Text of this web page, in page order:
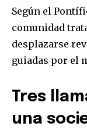
Según el
comunidad
desplazarse
guiadas por el
Tres
una